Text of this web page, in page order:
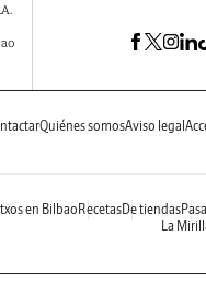
Quiénes somosAviso legal
en BilbaoRecetasDe tiendas
La